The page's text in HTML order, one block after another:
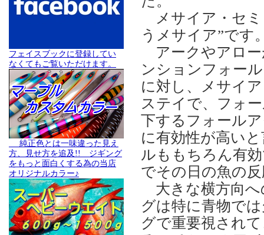
フェイスブックに登録してい
なくてもご覧いただけます。
純正色とは一味違った見え
方、見せ方を追及!! ジギング
をもっと面白くする為の当店
オリジナルカラー♪
メサイア・セミ
うメサイア”です
アークやアロー
ンションフォー
に対し、メサイ
ステイで、フォ
下するフォール
に有効性が高い
ルももちろん有
でその日の魚の
大きな横方向へ
グは特に青物で
グで重要視され